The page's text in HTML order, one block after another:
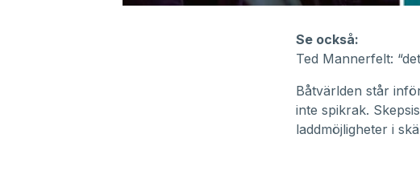
Se också:
Ted Mannerfelt:
Båtvärlden står
inte spikrak.
laddmöjligheter i